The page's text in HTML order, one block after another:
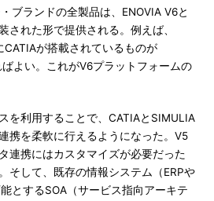
ブランドの全製品は、ENOVIA V6と
された形で提供される。例えば、
CATIAが搭載されているものが
ばよい。これがV6プラットフォームの
を利用することで、CATIAとSIMULIA
携を柔軟に行えるようになった。V5
連携にはカスタマイズが必要だった
そして、既存の情報システム（ERPや
とするSOA（サービス指向アーキテ